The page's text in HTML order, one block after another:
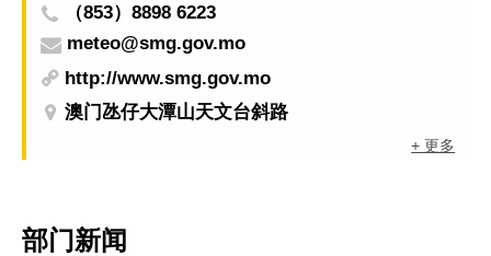
（853）8898 6223
meteo@smg.gov.mo
http://www.smg.gov.mo
澳门氹仔大潭山天文台斜路
+ 更多
部门新闻